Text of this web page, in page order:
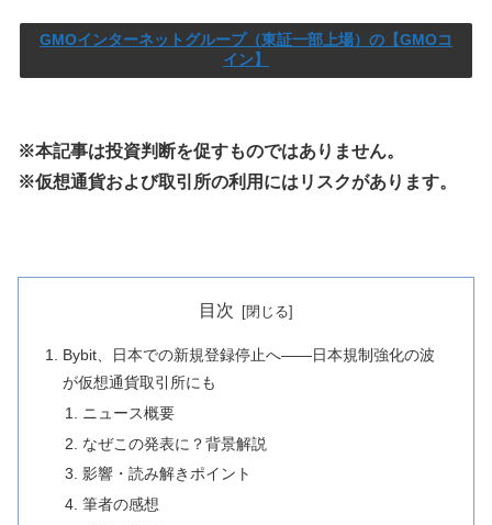
GMOインターネットグループ（東証一部上場）の【GMOコ
イン】
※本記事は投資判断を促すものではありません。
※仮想通貨および取引所の利用にはリスクがあります。
目次
Bybit、日本での新規登録停止へ――日本規制強化の波
が仮想通貨取引所にも
ニュース概要
なぜこの発表に？背景解説
影響・読み解きポイント
筆者の感想